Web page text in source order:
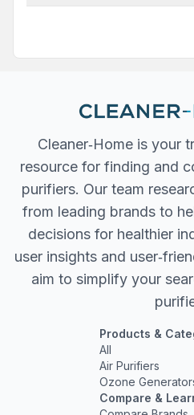
Cleaner‐Home is your
resource for finding and
purifiers. Our team
from leading brands to
decisions for healthier
user insights and
aim to simplify your
Products &
All
Air Purifiers
Ozone
Compare &